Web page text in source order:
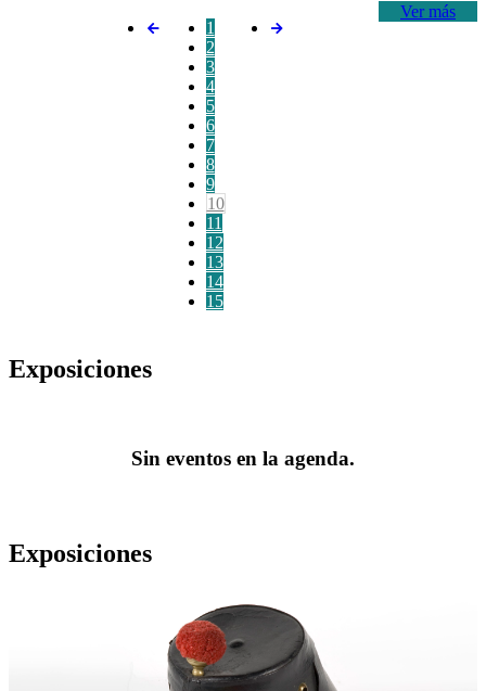
Ver más
1
2
3
4
5
6
7
8
9
10
11
12
13
14
15
Exposiciones
Sin eventos en la agenda.
Exposiciones